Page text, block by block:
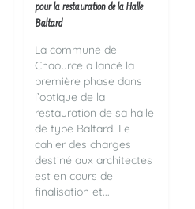
pour la restauration de la Halle
Baltard
La commune de
Chaource a lancé la
première phase dans
l’optique de la
restauration de sa halle
de type Baltard. Le
cahier des charges
destiné aux architectes
est en cours de
finalisation et...